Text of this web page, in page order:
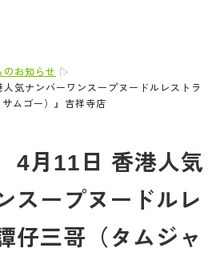
のお知らせ
気ナンバーワンスープヌードルレストラ
ムゴー）』吉祥寺店
4月11日 香港人気
スープヌードルレ
仔三哥（タムジャ